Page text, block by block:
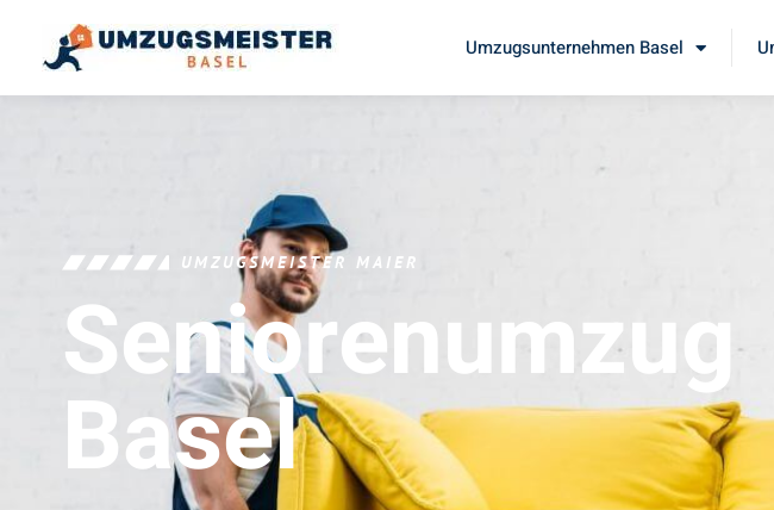
Umzugsunternehmen Basel
UMZUGSMEISTER MAIER
Seniorenumzug
Basel